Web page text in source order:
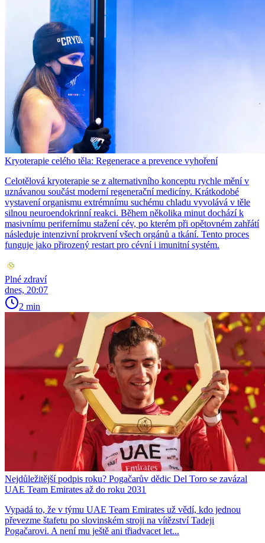
Kryoterapie celého těla: Regenerace a prevence vyhoření
Celotělová kryoterapie se z alternativního konceptu rychle mění v
uznávanou součást moderní regenerační medicíny. Krátkodobé
vystavení organismu extrémnímu suchému chladu vyvolává v těle
silnou neuroendokrinní reakci. Během několika minut dochází k
masivnímu perifernímu stažení cév, po kterém při opětovném zahřátí
následuje intenzivní prokrvení všech orgánů a tkání. Tento proces
funguje jako přirozený restart pro cévní i imunitní systém.
Plné zdraví
dnes, 20:07
2 min
Nejdůležitější podpis roku? Pogačarův dědic Del Toro se zavázal
UAE Team Emirates až do roku 2031
Vypadá to, že v týmu UAE Team Emirates už vědí, kdo jednou
převezme štafetu po slovinském stroji na vítězství Tadeji
Pogačarovi. A není mu ještě ani třiadvacet let...